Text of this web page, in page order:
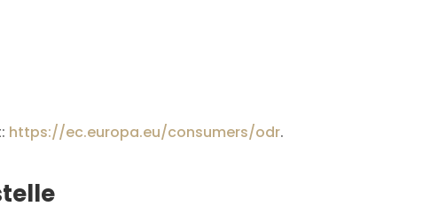
https://ec.europa.eu/consumers/odr.